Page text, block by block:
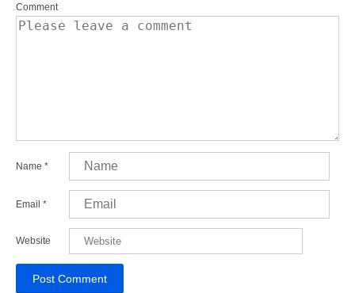
Comment
Name *
Email *
Website